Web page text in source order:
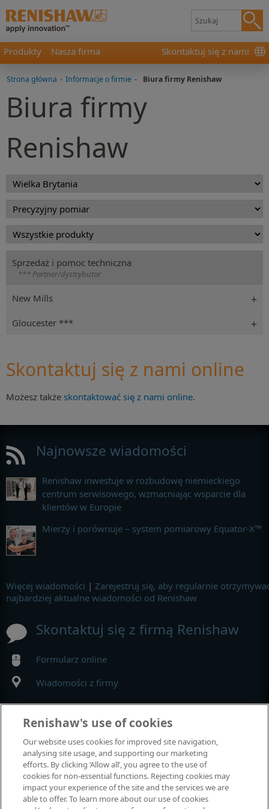
Produkty Nasza firma Skontaktuj się z nami
Strona główna - Informacje o firmie - Biura firmy Renishaw
Biura firmy
Renishaw
Sprzedaż i pomoc techniczna
*** Partner/dystrybutor
New Mills
Gloucester ***
Skontaktuj się z nami online
Możesz także skontaktować się z nami online.
Najnowsze wiadomości
Renishaw inwestuje w rozbudowę niemieckiego
centrum serwisowego, wzmacniając wsparcie dla
klientów w Europie
Mierzy i porównuje – system pomiarowy Equator-X™
Więcej wiadomości | Zarejestruj się, aby regularnie
najbardziej aktualne wiadomości od Renishaw
Skontaktuj się z firmą Renishaw
Formularz online
Wiadomości z firmy
MyRenishaw
Sklep internetowy
Wystawy i konferencje
Renishaw's use of cookies
Our website uses cookies for improved site navigation,
analysing site usage, and supporting our marketing
efforts. By clicking ‘Allow all’, you agree to the use of
cookies for non-essential functions. Rejecting cookies may
impact your experience of the site and the services we are
able to offer. To learn more about our use of cookies